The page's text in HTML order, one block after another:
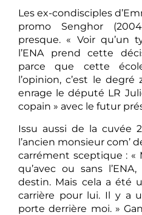
Les ex-condisciples
promo Senghor
presque. « Voir qu’un
l’ENA prend cette
parce que cette
l’opinion, c’est le
enrage le député LR
copain » avec le futur
Issu aussi de la cuvée
l’ancien monsieur com’
carrément sceptique : «
qu’avec ou sans
destin. Mais cela a été
carrière pour lui. Il y a
porte derrière moi. »